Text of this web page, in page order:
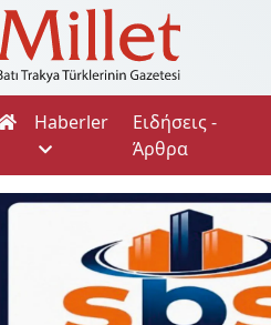
Haberler
Ειδήσεις -
Άρθρα